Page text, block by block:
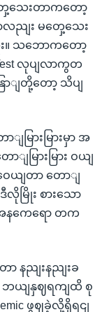
ေ့သေးတာကတော့
လညျး မတှေ့သေး
။ သဘောကတော့
လုပျလာကွတ
ောျတို့တော့ သိပျ
ျမြားမြားမှာ အ
ျမြားမြား ဝယျ
ယျတာ တောျ
မြိုး စားသော
နကေရော တက
ာ နညျးနညျးခ
ဘယျနှဈရကျထိ စု
ဖွဈခဲ့လို့ရှိရငျ